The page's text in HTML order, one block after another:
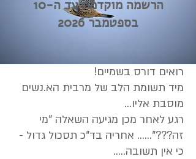
הרשמה מוקדמת עד ה-10
בספטמבר 2026
רואים דורס בשמיים!
מיד תשומת הלב של מרבית הא.נשים
מוסבת אליו...
רגע לאחר מכן מגיעה השאלה "מי
זה???"...... אחריה בד"כ תסכול גדול -
כי אין תשובה.....